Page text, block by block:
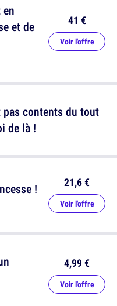
et de
41 €
Voir l'offre
! 21,6 €
Voir l'offre
contents du tout
de là !
4,99 €
Voir l'offre